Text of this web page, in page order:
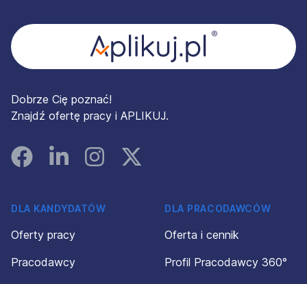
Dobrze Cię poznać!
Znajdź ofertę pracy i APLIKUJ.
FacebookLinked InInstagramInstagram
DLA KANDYDATÓW
Oferty pracy
Pracodawcy
DLA PRACODAWCÓW
Oferta i cennik
Profil Pracodawcy 360°